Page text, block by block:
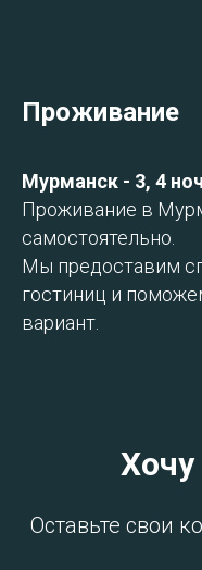
Проживание
Мурманск - 3, 4
Проживание в
самостоятельно.
Мы предоставим
гостиниц и
вариант.
Хочу
Оставьте свои